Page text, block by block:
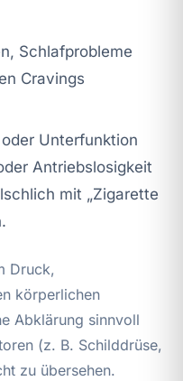
Schlafprobleme
Cravings
Unterfunktion
Antriebslosigkeit
mit „Zigarette
Druck,
körperlichen
Abklärung sinnvoll
(z. B. Schilddrüse,
zu übersehen.